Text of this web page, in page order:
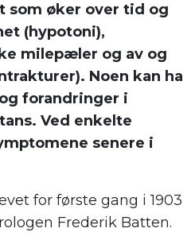
som øker over tid og
(hypotoni),
milepæler og av og
Noen kan ha
forandringer i
Ved enkelte
senere i
for første gang i 1903
Frederik Batten.